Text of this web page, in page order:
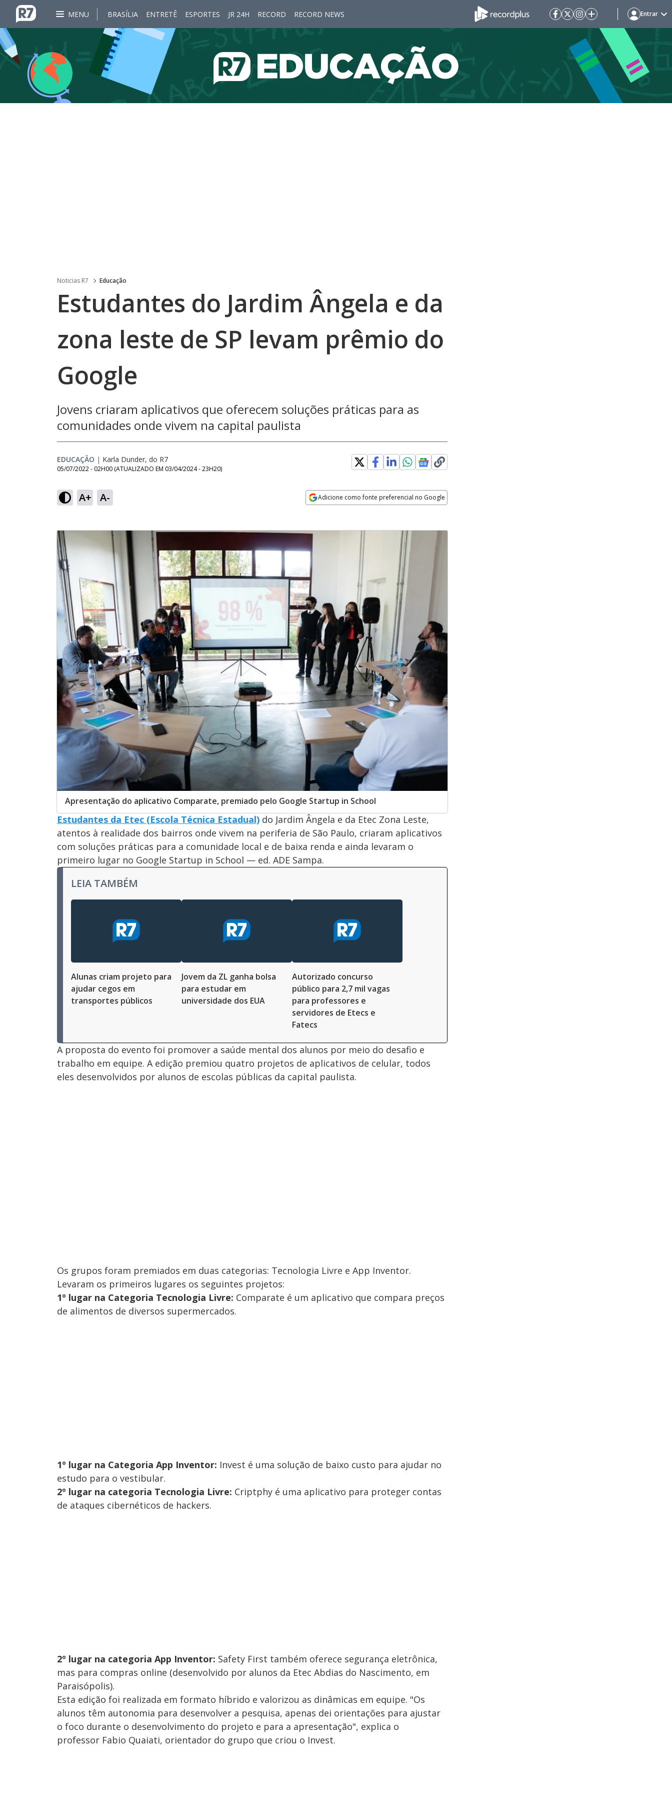
MENU BRASÍLIA ENTRETÊ ESPORTES JR 24H RECORD RECORD NEWS Entrar
Noticias R7 Educação
Estudantes do Jardim Ângela e da
zona leste de SP levam prêmio do
Google
Jovens criaram aplicativos que oferecem soluções práticas para as
comunidades onde vivem na capital paulista
EDUCAÇÃO | Karla Dunder, do R7
05/07/2022 - 02H00 (ATUALIZADO EM 03/04/2024 - 23H20)
A+ A- Adicione como fonte preferencial no Google
Apresentação do aplicativo Comparate, premiado pelo Google Startup in School
Estudantes da Etec (Escola Técnica Estadual) do Jardim Ângela e da Etec Zona Leste,
atentos à realidade dos bairros onde vivem na periferia de São Paulo, criaram aplicativos
com soluções práticas para a comunidade local e de baixa renda e ainda levaram o
primeiro lugar no Google Startup in School — ed. ADE Sampa.
LEIA TAMBÉM
Alunas criam projeto para
ajudar cegos em
transportes públicos
Jovem da ZL ganha bolsa
para estudar em
universidade dos EUA
Autorizado concurso
público para 2,7 mil vagas
para professores e
servidores de Etecs e
Fatecs
A proposta do evento foi promover a saúde mental dos alunos por meio do desafio e
trabalho em equipe. A edição premiou quatro projetos de aplicativos de celular, todos
eles desenvolvidos por alunos de escolas públicas da capital paulista.
Os grupos foram premiados em duas categorias: Tecnologia Livre e App Inventor.
Levaram os primeiros lugares os seguintes projetos:
1º lugar na Categoria Tecnologia Livre: Comparate é um aplicativo que compara preços
de alimentos de diversos supermercados.
1º lugar na Categoria App Inventor: Invest é uma solução de baixo custo para ajudar no
estudo para o vestibular.
2º lugar na categoria Tecnologia Livre: Criptphy é uma aplicativo para proteger contas
de ataques cibernéticos de hackers.
2º lugar na categoria App Inventor: Safety First também oferece segurança eletrônica,
mas para compras online (desenvolvido por alunos da Etec Abdias do Nascimento, em
Paraisópolis).
Esta edição foi realizada em formato híbrido e valorizou as dinâmicas em equipe. "Os
alunos têm autonomia para desenvolver a pesquisa, apenas dei orientações para ajustar
o foco durante o desenvolvimento do projeto e para a apresentação", explica o
professor Fabio Quaiati, orientador do grupo que criou o Invest.